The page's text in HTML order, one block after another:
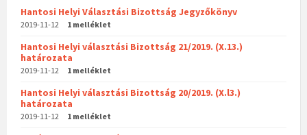
Hantosi Helyi Választási Bizottság Jegyzőkönyv
2019-11-12 1 melléklet
Hantosi Helyi választási Bizottság 21/2019. (X.13.)
határozata
2019-11-12 1 melléklet
Hantosi Helyi választási Bizottság 20/2019. (X.l3.)
határozata
2019-11-12 1 melléklet